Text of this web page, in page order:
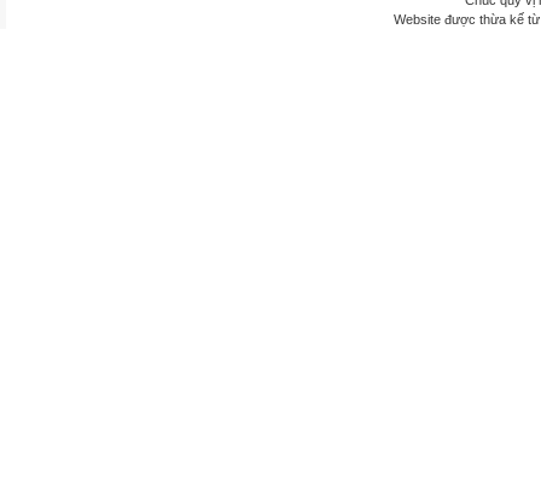
Website được thừa kế